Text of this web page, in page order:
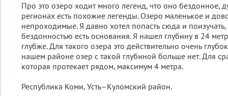
Про это озеро ходит много легенд, что оно бездонное,
регионах есть похожие легенды. Озеро маленькое и
непроходимые. Я давно хотел попасть сюда и поизучать,
бездонностью есть основания. Я нашел глубину в 24
глубже. Для такого озера это действительно очень
нашем районе озер с такой глубиной больше нет. Для
которая протекает рядом, максимум 4 метра.
Республика Коми, Усть–Куломский район.